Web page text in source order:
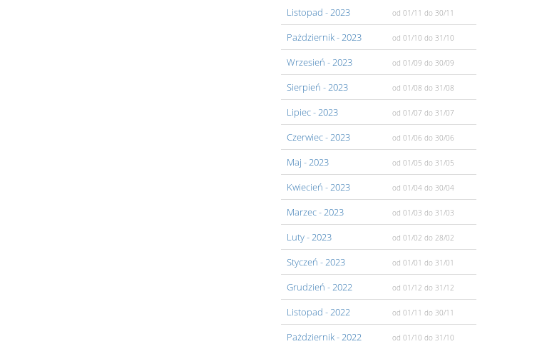
Listopad - 2023 od 01/11 do 30/11
Pażdziernik- 2023 od 01/10 do 31/10
Wrzesień - 2023 od 01/09 do 30/09
Sierpień - 2023 od 01/08 do 31/08
Lipiec- 2023 od 01/07 do 31/07
Czerwiec- 2023 od 01/06 do 30/06
Maj - 2023 od 01/05 do 31/05
Kwiecień - 2023 od 01/04 do 30/04
Marzec- 2023 od 01/03 do 31/03
Luty- 2023 od 01/02 do 28/02
Styczeń - 2023 od 01/01 do 31/01
Grudzień - 2022 od 01/12 do 31/12
Listopad - 2022 od 01/11 do 30/11
Pażdziernik- 2022 od 01/10 do 31/10